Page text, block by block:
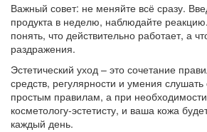
Важный совет: не меняйте всё сразу.
продукта в неделю, наблюдайте
понять, что действительно работает, а
раздражения.
Эстетический уход – это сочетание
средств, регулярности и умения
простым правилам, а при
косметологу‑эстетисту, и ваша кожа
каждый день.